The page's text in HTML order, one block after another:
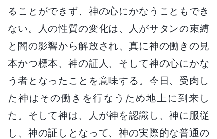
ることができず、神の心にかなうこともでき
ない。人の性質の変化は、人がサタンの束縛
と闇の影響から解放され、真に神の働きの見
本かつ標本、神の証人、そして神の心にかな
う者となったことを意味する。今日、受肉し
た神はその働きを行なうため地上に到来し
た。そして神は、人が神を認識し、神に服従
し、神の証しとなって、神の実際的な普通の